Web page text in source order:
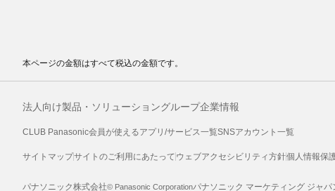
本ページの金額はすべて税込の金額です。
法人向け製品・ソリューショングループ企業情報
CLUB Panasonic会員が使えるアプリ/サービス一覧SNSアカウント一覧
サイトマップサイトのご利用にあたって ウェブアクセシビリティ方針個人情報保
パナソニック株式会社© Panasonic Corporationパナソニック マーケティング ジャパ